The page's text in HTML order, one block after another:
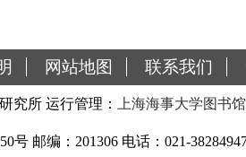
网站地图 联系我们
究所 运行管理： 上海海事大学图书
邮编：201306 电话：021-